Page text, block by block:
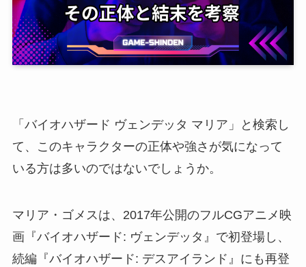
「バイオハザード ヴェンデッタ マリア」と検索し
て、このキャラクターの正体や強さが気になって
いる方は多いのではないでしょうか。
マリア・ゴメスは、2017年公開のフルCGアニメ映
画『バイオハザード: ヴェンデッタ』で初登場し、
続編『バイオハザード: デスアイランド』にも再登